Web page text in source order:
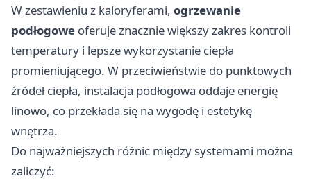
W zestawieniu z kaloryferami, ogrzewanie
podłogowe oferuje znacznie większy zakres kontroli
temperatury i lepsze wykorzystanie ciepła
promieniującego. W przeciwieństwie do punktowych
źródeł ciepła, instalacja podłogowa oddaje energię
linowo, co przekłada się na wygodę i estetykę
wnętrza.
Do najważniejszych różnic między systemami można
zaliczyć: